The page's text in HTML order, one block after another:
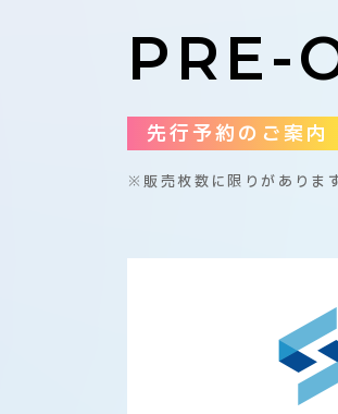
PRE-
先行予約のご案内
※販売枚数に限りがありま